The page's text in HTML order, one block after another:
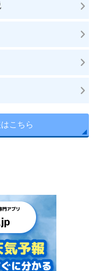
こちら